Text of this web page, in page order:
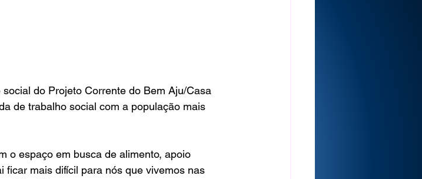
do Projeto Corrente do Bem Aju/Casa
de trabalho social com a população mais
o espaço em busca de alimento, apoio
ficar mais difícil para nós que vivemos nas